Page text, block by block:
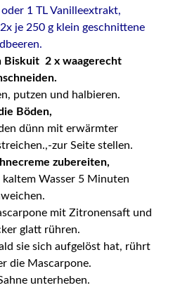
1 TL Vanilleextrakt,
je 250 g klein geschnittene
Biskuit 2 x waagerecht
putzen und halbieren.
Böden,
dünn mit erwärmter
zur Seite stellen.
zubereiten,
Wasser 5 Minuten
mit Zitronensaft und
glatt rühren.
sie sich aufgelöst hat, rührt
die Mascarpone.
unterheben.